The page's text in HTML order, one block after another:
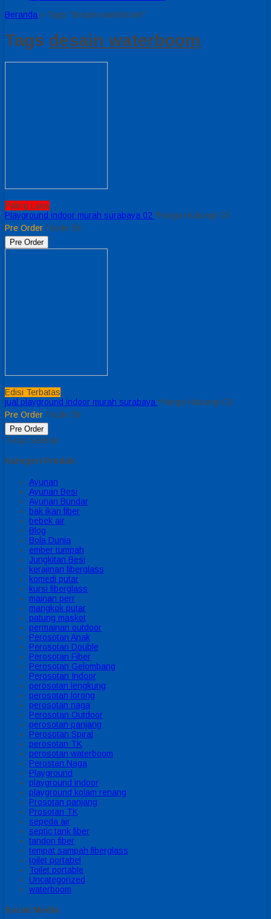
Beranda » Tags "desain waterboom"
Tags desain waterboom
Paling Laris
Playground indoor murah surabaya 02 *Harga Hubungi CS
Pre Order / kode 59
Pre Order
Edisi Terbatas
jual playground indoor murah surabaya *Harga Hubungi CS
Pre Order / kode 58
Pre Order
Tutup Sidebar
Kategori Produk
Ayunan
Ayunan Besi
Ayunan Bundar
bak ikan fiber
bebek air
Blog
Bola Dunia
ember tumpah
Jungkitan Besi
kerajinan fiberglass
komedi putar
kursi fiberglass
mainan perr
mangkok putar
patung maskot
permainan outdoor
Perosotan Anak
Perosotan Double
Perosotan Fiber
Perosotan Gelombang
Perosotan Indoor
perosotan lengkung
perosotan lorong
perosotan naga
Perosotan Outdoor
perosotan panjang
Perosotan Spiral
perosotan TK
perosotan waterboom
Perostan Naga
Playground
playground indoor
playground kolam renang
Prosotan panjang
Prosotan TK
sepeda air
septic tank fiber
tandon fiber
tempat sampah fiberglass
toilet portabel
Toilet portable
Uncategorized
waterboom
Social Media